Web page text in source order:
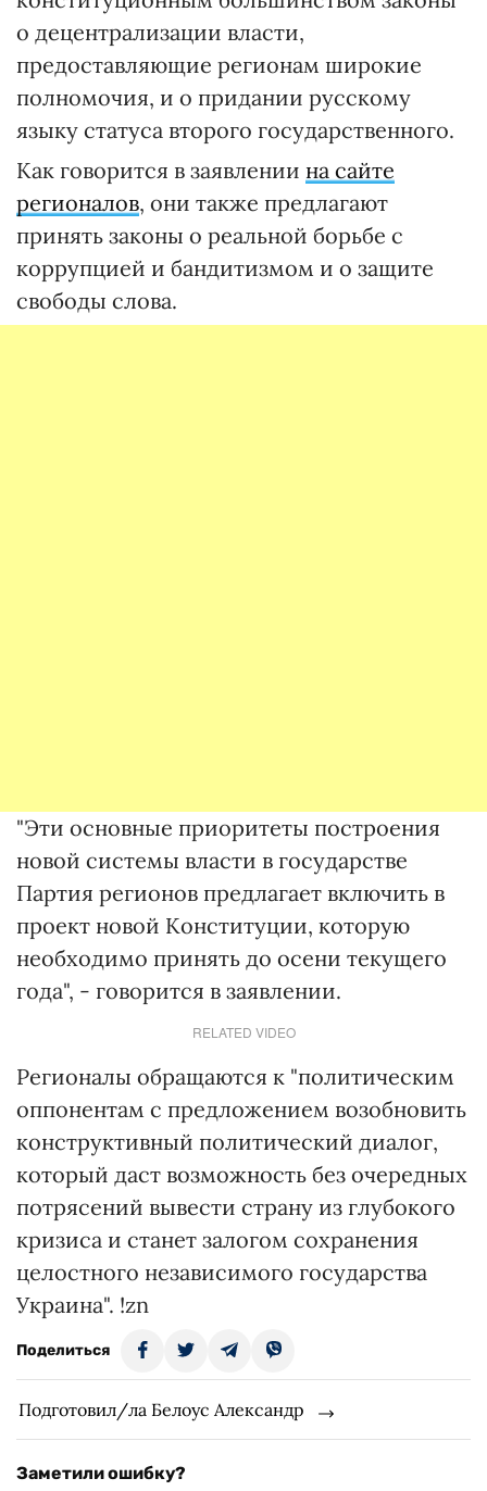
о децентрализации власти,
предоставляющие регионам широкие
полномочия, и о придании русскому
языку статуса второго государственного.
Как говорится в заявлении на сайте
регионалов, они также предлагают
принять законы о реальной борьбе с
коррупцией и бандитизмом и о защите
свободы слова.
"Эти основные приоритеты построения
новой системы власти в государстве
Партия регионов предлагает включить в
проект новой Конституции, которую
необходимо принять до осени текущего
года", - говорится в заявлении.
RELATED VIDEO
Регионалы обращаются к "политическим
оппонентам с предложением возобновить
конструктивный политический диалог,
который даст возможность без очередных
потрясений вывести страну из глубокого
кризиса и станет залогом сохранения
целостного независимого государства
Украина". !zn
Поделиться
Подготовил/ла Белоус Александр
Заметили ошибку?